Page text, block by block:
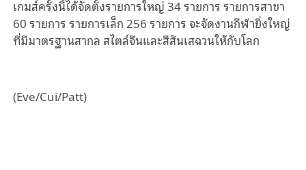
เกมส์ครั้งนี้ได้จัดตั้งรายการใหญ่ 34 รายการ รายการสาขา
60 รายการ รายการเล็ก 256 รายการ จะจัดงานกีฬายิ่งใหญ่
ที่มีมาตรฐานสากล สไตล์จีนและสีสันเสฉวนให้กับโลก
(Eve/Cui/Patt)